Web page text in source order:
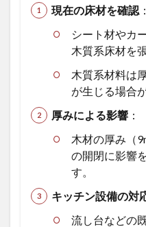
ント
現在の床材を確認：
シート材やカ
木質系床材を
木質系材料は
が生じる場合
厚みによる影響：
木材の厚み（
の開閉に影響
す。
キッチン設備の対
流し台などの